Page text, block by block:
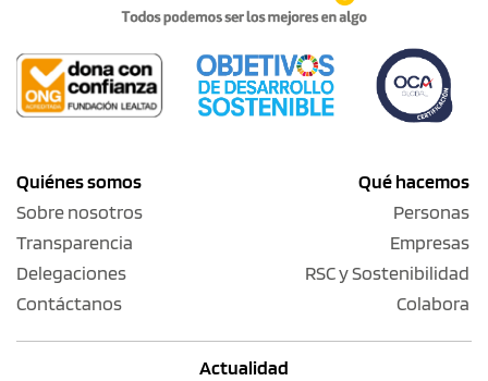
Quiénes somos
Sobre nosotros
Transparencia
Delegaciones
Contáctanos
Qué hacemos
Personas
Empresas
RSC y Sostenibilidad
Colabora
Actualidad